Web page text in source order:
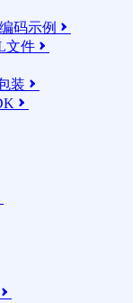
码示例 
文件 
装 

